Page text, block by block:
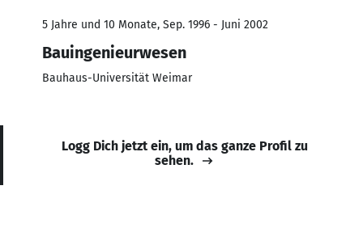
5 Jahre und 10 Monate, Sep. 1996 - Juni 2002
Bauingenieurwesen
Bauhaus-Universität Weimar
Logg Dich jetzt ein, um das ganze Profil zu
sehen.